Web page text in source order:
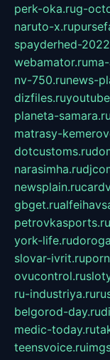
perk-oka.rug-
naruto-x.ru
spayderhed-
webamator.ru
nv-750.runews-
dizfiles.ru
planeta-samara.ru
matrasy-
dotcustoms.ru
narasimha.ru
newsplain.ru
gbget.ru
petrovkasports.ru
york-life.ru
slovar-ivrit.ru
ovucontrol.ru
ru-industriya.ru
belgorod-day.ru
medic-today.ru
teensvoice.ru